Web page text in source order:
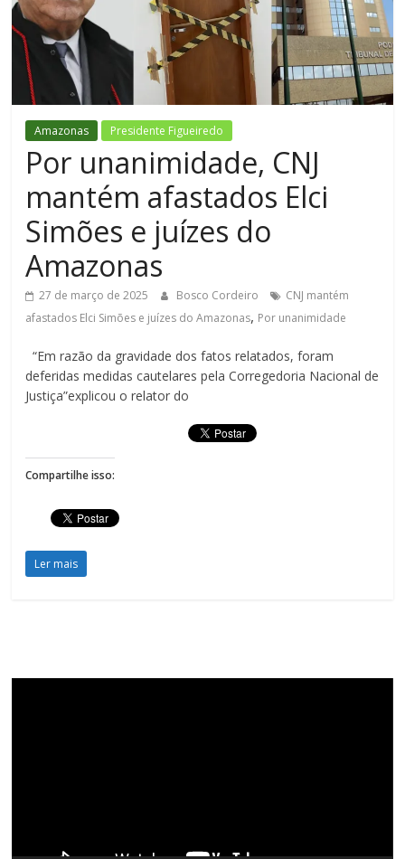
Figueiredo
Amazonas Presidente Figueiredo
Por unanimidade, CNJ
mantém afastados Elci
Simões e juízes do
Amazonas
27 de março de 2025 Bosco Cordeiro
CNJ mantém
afastados Elci Simões e juízes do Amazonas, Por unanimidade
“Em razão da gravidade dos fatos relatados, foram
deferidas medidas cautelares pela Corregedoria Nacional de
Justiça”explicou o relator do
Compartilhe isso:
Ler mais